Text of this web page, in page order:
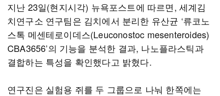
지난 23일(현지시각) 뉴욕포스트에 따르면, 세계김
치연구소 연구팀은 김치에서 분리한 유산균 ‘류코노
스톡 메센테로이데스(Leuconostoc mesenteroides)
CBA3656’의 기능을 분석한 결과, 나노플라스틱과
결합하는 특성을 확인했다고 밝혔다.
연구진은 실험용 쥐를 두 그룹으로 나눠 한쪽에는